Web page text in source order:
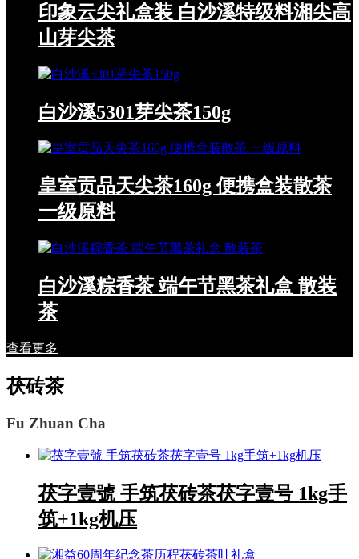
印象云尖礼盒装 白沙溪特级料湘尖高
山芽尖茶
白沙溪5301芽尖茶150g
皇室贡品天尖茶160g 便携盒装散茶
一级原料
白沙溪粽香茶 端午节黑茶礼盒 散装
茶
查看更多
茯砖茶
Fu Zhuan Cha
茯字壹號 手筑茯砖茶茯字壹号 1kg手
筑+1kg机压